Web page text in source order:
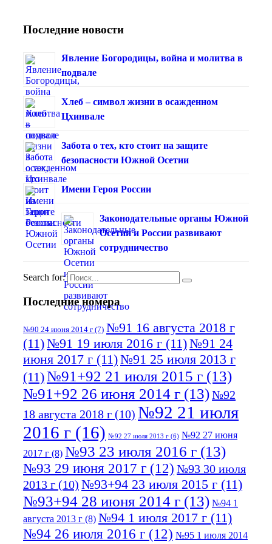
Последние новости
Явление Богородицы, война и молитва в
подвале
Хлеб – символ жизни в осажденном
Цхинвале
Забота о тех, кто стоит на защите
безопасности Южной Осетии
Имени Героя России
Законодательные органы Южной
Осетии и России развивают
сотрудничество
Search for:
Последние номера
№90 24 июня 2014 г (7) №91 16 августа 2018 г
(11)№91 19 июля 2016 г (11)№91 24
июня 2017 г (11)№91 25 июля 2013 г
(11)№91+92 21 июля 2015 г (13)
№91+92 26 июня 2014 г (13)№92
18 августа 2018 г (10) №92 21 июля
2016 г (16) №92 27 июля 2013 г (6) №92 27 июня
2017 г (8) №93 23 июля 2016 г (13)
№93 29 июня 2017 г (12) №93 30 июля
2013 г (10) №93+94 23 июля 2015 г (11)
№93+94 28 июня 2014 г (13) №94 1
августа 2013 г (8) №94 1 июля 2017 г (11)
№94 26 июля 2016 г (12) №95 1 июля 2014